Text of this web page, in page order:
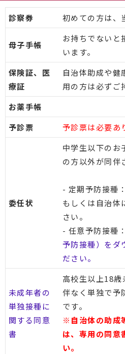
診察券 初めての方は、
母子手帳
お持ちでないと
います。
保険証、医
療証
自治体助成や健
用の方は必ずご
お薬手帳
予診票
予診票は必要あ
委任状
中学生以下のお
の方以外が同伴
- 定期予防接種
もしくは自治体
さい。
- 任意予防接種：
予防接種）をダ
ださい。
未成年者の
単独接種に
関する同意
書
高校生以上18
伴なく単独で予
です。
※自治体の助成
は、専用の同意
い。